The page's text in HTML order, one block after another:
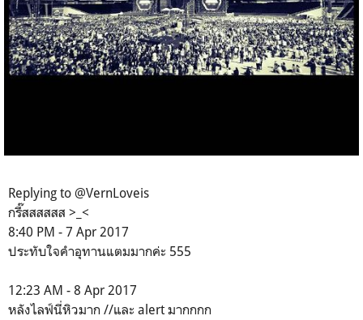
Replying to @VernLoveis
กรี๊สสสสสส >_<
8:40 PM - 7 Apr 2017
ประทับใจคำอุทานแตมมากค่ะ 555
12:23 AM - 8 Apr 2017
หลังไลฟ์นี่หิวมาก //และ alert มากกกก